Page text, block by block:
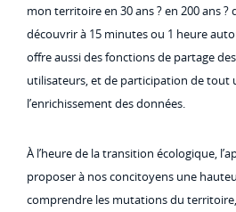
mon territoire en 30 ans ? en 200 ans ?
découvrir à 15 minutes ou 1 heure
offre aussi des fonctions de partage
utilisateurs, et de participation de tout
l’enrichissement des données.
À l’heure de la transition écologique,
proposer à nos concitoyens une
comprendre les mutations du